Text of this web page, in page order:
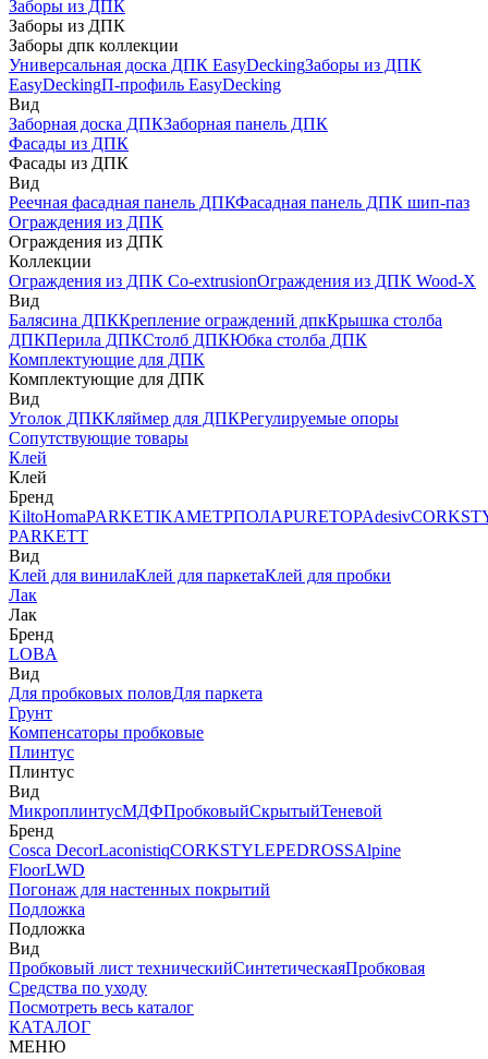
Заборы из ДПК
Заборы из ДПК
Заборы дпк коллекции
Универсальная доска ДПК EasyDeckingЗаборы из ДПК
EasyDeckingП-профиль EasyDecking
Вид
Заборная доска ДПКЗаборная панель ДПК
Фасады из ДПК
Фасады из ДПК
Вид
Реечная фасадная панель ДПКФасадная панель ДПК шип-паз
Ограждения из ДПК
Ограждения из ДПК
Коллекции
Ограждения из ДПК Co-extrusionОграждения из ДПК Wood-X
Вид
Балясина ДПККрепление ограждений дпкКрышка столба
ДПКПерила ДПКСтолб ДПКЮбка столба ДПК
Комплектующие для ДПК
Комплектующие для ДПК
Вид
Уголок ДПККляймер для ДПКРегулируемые опоры
Сопутствующие товары
Клей
Клей
Бренд
KiltoHomaPARKETIKAМЕТРПОЛАPURETOPAdesiv
PARKETT
Вид
Клей для винилаКлей для паркетаКлей для пробки
Лак
Лак
Бренд
LOBA
Вид
Для пробковых половДля паркета
Грунт
Компенсаторы пробковые
Плинтус
Плинтус
Вид
МикроплинтусМДФПробковыйСкрытыйТеневой
Бренд
Cosca DecorLaconistiqCORKSTYLEPEDROSSAlpine
FloorLWD
Погонаж для настенных покрытий
Подложка
Подложка
Вид
Пробковый лист техническийСинтетическаяПробковая
Средства по уходу
Посмотреть весь каталог
КАТАЛОГ
МЕНЮ